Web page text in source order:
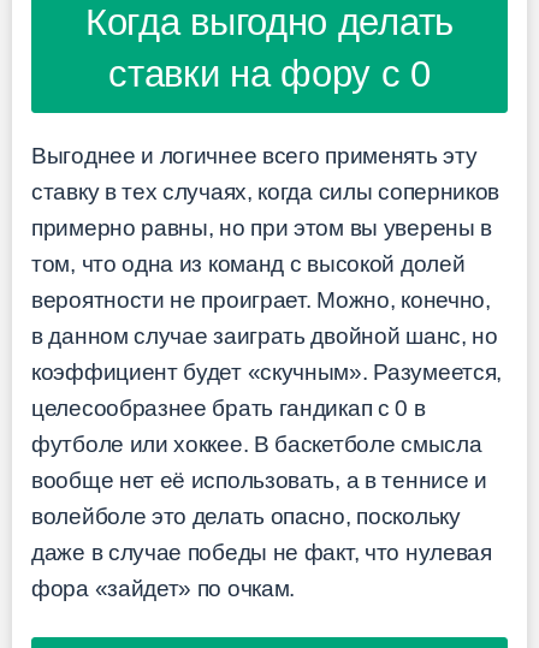
Когда выгодно делать
ставки на фору с 0
Выгоднее и логичнее всего применять эту
ставку в тех случаях, когда силы соперников
примерно равны, но при этом вы уверены в
том, что одна из команд с высокой долей
вероятности не проиграет. Можно, конечно,
в данном случае заиграть двойной шанс, но
коэффициент будет «скучным». Разумеется,
целесообразнее брать гандикап с 0 в
футболе или хоккее. В баскетболе смысла
вообще нет её использовать, а в теннисе и
волейболе это делать опасно, поскольку
даже в случае победы не факт, что нулевая
фора «зайдет» по очкам.